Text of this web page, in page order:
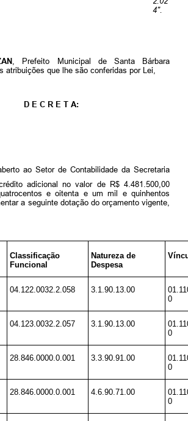
4".
, Prefeito Municipal de Santa Bárbara
atribuições que lhe são conferidas por Lei,
D E C R E T A:
ao Setor de Contabilidade da Secretaria
adicional no valor de R$ 4.481.500,00
e oitenta e um mil e quinhentos
a seguinte dotação do orçamento vigente,
Classificação
Funcional
Natureza de
Despesa
04.122.0032.2.058 3.1.90.13.00
0
04.123.0032.2.057 3.1.90.13.00
0
28.846.0000.0.001 3.3.90.91.00
0
28.846.0000.0.001 4.6.90.71.00
0